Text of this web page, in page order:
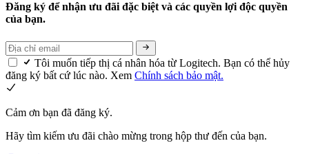
Đăng ký để nhận ưu đãi đặc biệt và các quyền lợi độc quyền
của bạn.
Tôi muốn tiếp thị cá nhân hóa từ Logitech. Bạn có thể hủy
đăng ký bất cứ lúc nào. Xem Chính sách bảo mật.
Cảm ơn bạn đã đăng ký.
Hãy tìm kiếm ưu đãi chào mừng trong hộp thư đến của bạn.